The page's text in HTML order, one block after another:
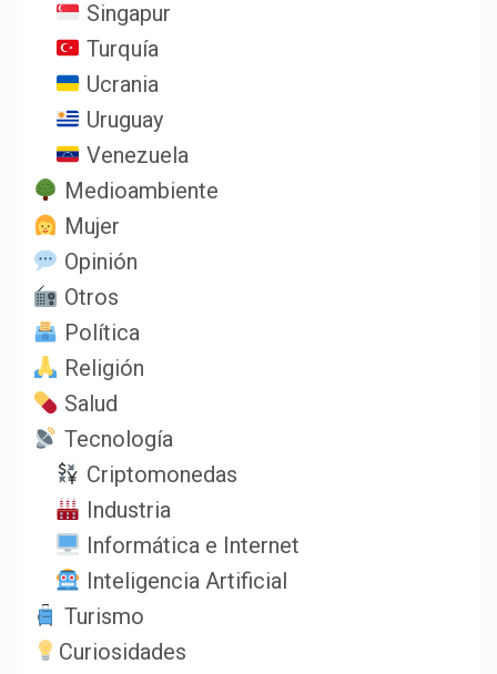
Singapur
Turquía
Ucrania
Uruguay
Venezuela
Medioambiente
Mujer
Opinión
Otros
Política
Religión
Salud
Tecnología
Criptomonedas
Industria
Informática e Internet
Inteligencia Artificial
Turismo
Curiosidades